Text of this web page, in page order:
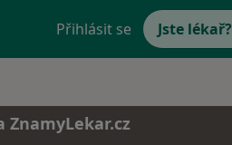
Přihlásit se Jste lékař?
ZnamyLekar.cz